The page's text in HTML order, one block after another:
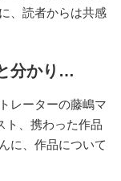
、読者からは共感
分かり…
レーターの藤嶋マ
ト、携わった作品
に、作品について